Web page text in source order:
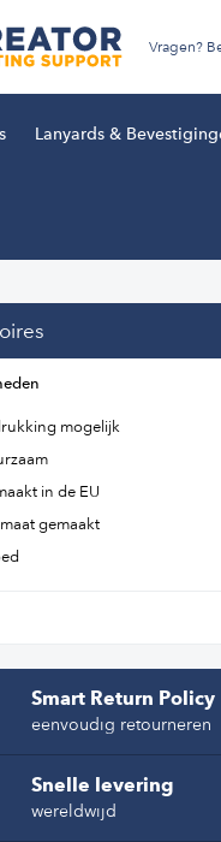
Vragen?
Lanyards &
mogelijk
in de EU
gemaakt
Smart Return Policy
eenvoudig retourneren
Snelle levering
wereldwijd